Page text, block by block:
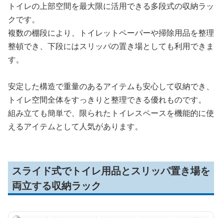
トイレの上部空間を最大限に活用できる多段式の収納ラッ
クです。
複数の棚段により、トイレットペーパーや掃除用品を整理
整頓でき、下段にはスリッパの置き場としても利用できま
す。
安定した構造で重量のあるアイテムも安心して収納でき、
トイレ空間全体をすっきりと整理できる優れものです。
組み立ても簡単で、限られたトイレスペースを機能的に使
えるアイテムとして人気があります。
スライド式でトイレ用品とスリッパ置き場を
両立する収納ラック